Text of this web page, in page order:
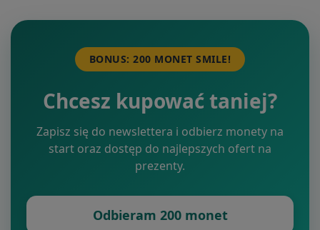
BONUS: 200 MONET SMILE!
Chcesz kupować taniej?
Zapisz się do newslettera i odbierz monety na
start oraz dostęp do najlepszych ofert na
prezenty.
Odbieram 200 monet